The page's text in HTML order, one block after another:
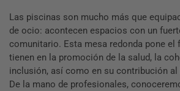
Las piscinas son mucho más que
de ocio: acontecen espacios con un
comunitario. Esta mesa redonda pone el
tienen en la promoción de la salud, la
inclusión, así como en su contribución
De la mano de profesionales,